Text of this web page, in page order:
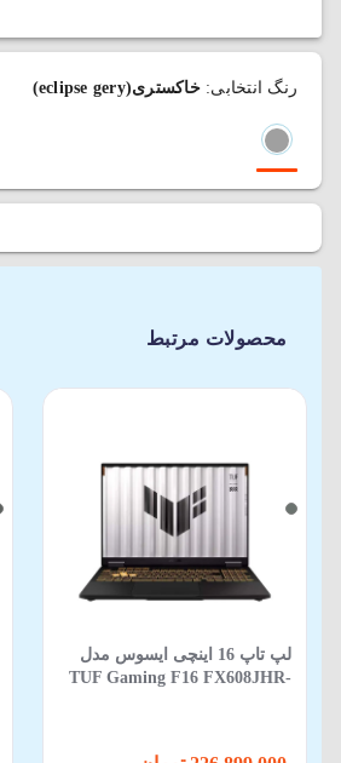
رنگ انتخابی:خاکستری(eclipse gery)
محصولات مرتبط
لپ تاپ 16 اینچی ایسوس مدل
TUF Gaming F16 FX608JHR-